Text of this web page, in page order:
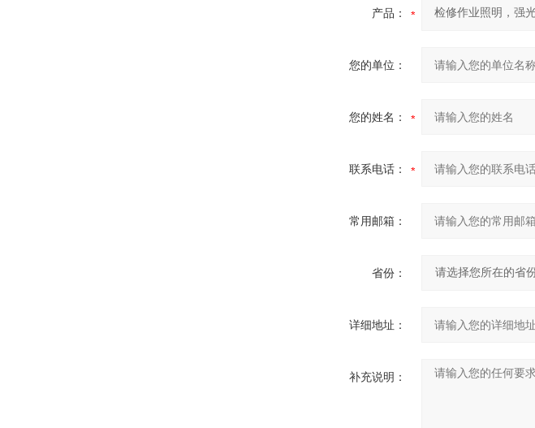
产品：
您的单位：
您的姓名：
联系电话：
常用邮箱：
省份：
详细地址：
补充说明：